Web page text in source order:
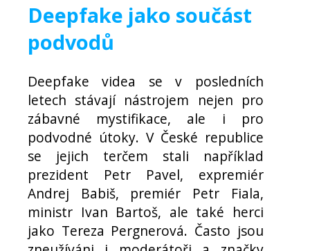
Deepfake jako součást
podvodů
Deepfake videa se v posledních
letech stávají nástrojem nejen pro
zábavné mystifikace, ale i pro
podvodné útoky. V České republice
se jejich terčem stali například
prezident Petr Pavel, expremiér
Andrej Babiš, premiér Petr Fiala,
ministr Ivan Bartoš, ale také herci
jako Tereza Pergnerová. Často jsou